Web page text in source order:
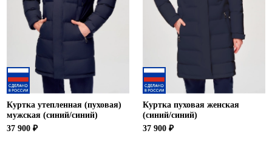
Ханты-Мансийский автономный округ (3)
Челябинская область (2)
Ямало-Ненецкий автономный округ (1)
Ярославская область (1)
Куртка утепленная (пуховая)
мужская (синий/синий)
37 900 ₽
Куртка пуховая женская
(синий/синий)
37 900 ₽